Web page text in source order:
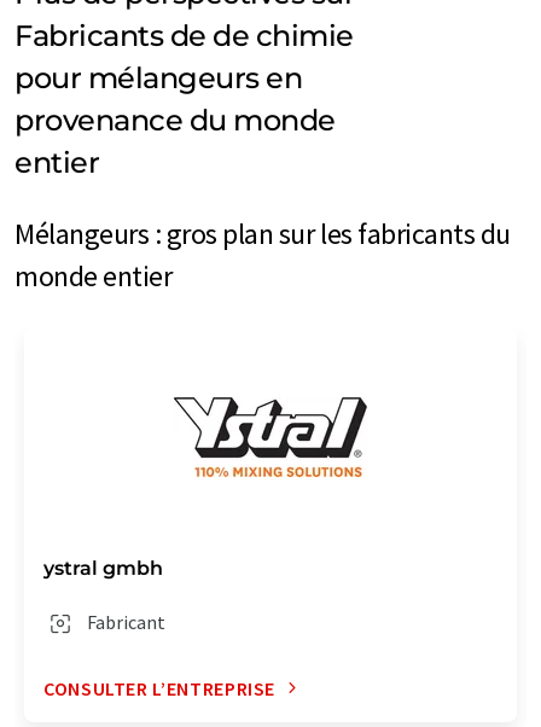
Fabricants de de chimie
pour mélangeurs en
provenance du monde
entier
Mélangeurs : gros plan sur les fabricants du
monde entier
ystral gmbh
Fabricant
CONSULTER L’ENTREPRISE